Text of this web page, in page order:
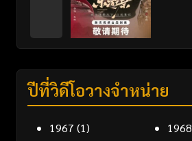
ปีที่วิดีโอวางจำหน่าย
1967 (1) 1968